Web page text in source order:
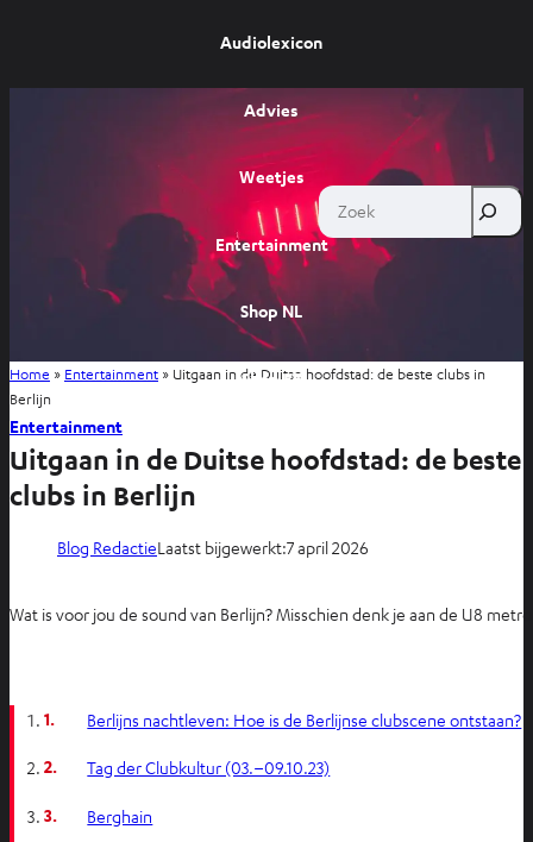
Audiolexicon
Advies
Weetjes
Entertainment
Shop NL
Shop BE
Zoek
Home » Entertainment » Uitgaan in de Duitse hoofdstad: de beste clubs in
Berlijn
Entertainment
Uitgaan in de Duitse hoofdstad: de beste
clubs in Berlijn
Blog RedactieLaatst bijgewerkt:7 april 2026
Wat is voor jou de sound van Berlijn? Misschien denk je aan de U8
1. Berlijns nachtleven: Hoe is de Berlijnse clubscene ontstaan?
2. Tag der Clubkultur (03.–09.10.23)
3. Berghain